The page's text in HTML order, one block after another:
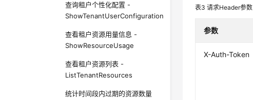
查询租户个性化配置 -
ShowTenantUserConfiguration
查看租户资源用量信息 -
ShowResourceUsage
查看租户资源列表 -
ListTenantResources
统计时间段内过期的资源数量
表3请求Header参数
参数
X-Auth-Token